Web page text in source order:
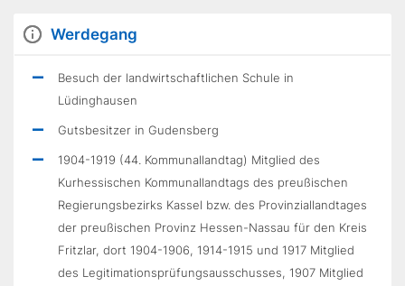
Werdegang
Besuch der landwirtschaftlichen Schule in
Lüdinghausen
Gutsbesitzer in Gudensberg
1904-1919 (44. Kommunallandtag) Mitglied des
Kurhessischen Kommunallandtags des preußischen
Regierungsbezirks Kassel bzw. des Provinziallandtages
der preußischen Provinz Hessen-Nassau für den Kreis
Fritzlar, dort 1904-1906, 1914-1915 und 1917 Mitglied
des Legitimationsprüfungsausschusses, 1907 Mitglied